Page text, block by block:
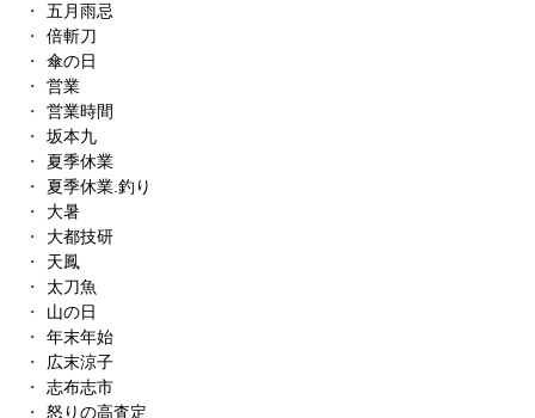
五月雨忌
倍斬刀
傘の日
営業
営業時間
坂本九
夏季休業
夏季休業.釣り
大暑
大都技研
天鳳
太刀魚
山の日
年末年始
広末涼子
志布志市
怒りの高査定